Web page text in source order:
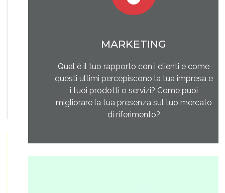
MARKETING
Qual è il tuo rapporto con i clienti e come
questi ultimi percepiscono la tua impresa e
i tuoi prodotti o servizi? Come puoi
migliorare la tua presenza sul tuo mercato
di riferimento?